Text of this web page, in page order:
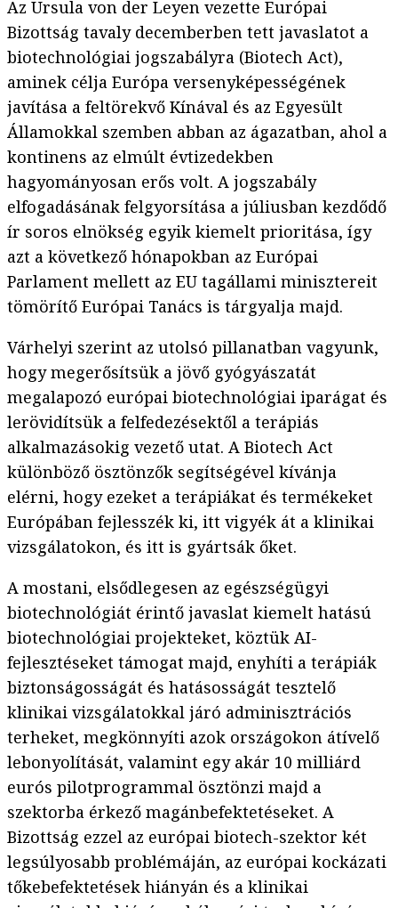
Az Ursula von der Leyen vezette Európai
Bizottság tavaly decemberben tett javaslatot a
biotechnológiai jogszabályra (Biotech Act),
aminek célja Európa versenyképességének
javítása a feltörekvő Kínával és az Egyesült
Államokkal szemben abban az ágazatban, ahol a
kontinens az elmúlt évtizedekben
hagyományosan erős volt. A jogszabály
elfogadásának felgyorsítása a júliusban kezdődő
ír soros elnökség egyik kiemelt prioritása, így
azt a következő hónapokban az Európai
Parlament mellett az EU tagállami minisztereit
tömörítő Európai Tanács is tárgyalja majd.
Várhelyi szerint az utolsó pillanatban vagyunk,
hogy megerősítsük a jövő gyógyászatát
megalapozó európai biotechnológiai iparágat és
lerövidítsük a felfedezésektől a terápiás
alkalmazásokig vezető utat. A Biotech Act
különböző ösztönzők segítségével kívánja
elérni, hogy ezeket a terápiákat és termékeket
Európában fejlesszék ki, itt vigyék át a klinikai
vizsgálatokon, és itt is gyártsák őket.
A mostani, elsődlegesen az egészségügyi
biotechnológiát érintő javaslat kiemelt hatású
biotechnológiai projekteket, köztük AI-
fejlesztéseket támogat majd, enyhíti a terápiák
biztonságosságát és hatásosságát tesztelő
klinikai vizsgálatokkal járó adminisztrációs
terheket, megkönnyíti azok országokon átívelő
lebonyolítását, valamint egy akár 10 milliárd
eurós pilotprogrammal ösztönzi majd a
szektorba érkező magánbefektetéseket. A
Bizottság ezzel az európai biotech-szektor két
legsúlyosabb problémáján, az európai kockázati
tőkebefektetések hiányán és a klinikai